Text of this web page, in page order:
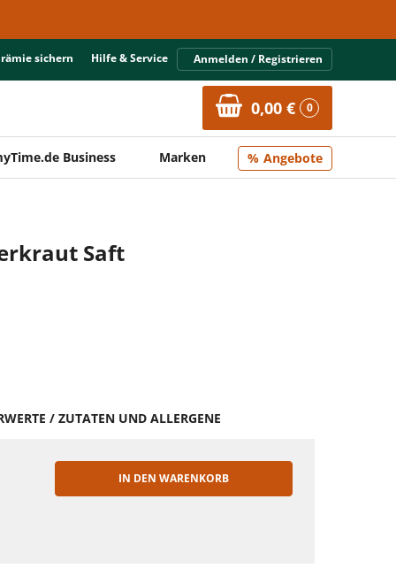
sichern Hilfe & Service Anmelden / Registrieren
0,00 € 0
Business Marken Angebote
Saft
/ ZUTATEN UND ALLERGENE
IN DEN WARENKORB